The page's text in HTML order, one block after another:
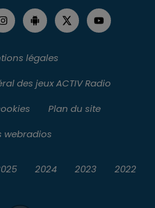
légales
des jeux ACTIV Radio
Plan du site
webradios
2024 2023 2022